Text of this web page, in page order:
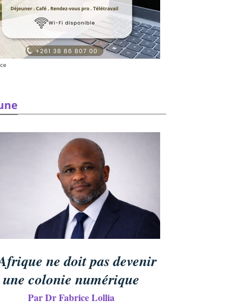
ne doit pas devenir
une colonie numérique
Par Dr Fabrice Lollia